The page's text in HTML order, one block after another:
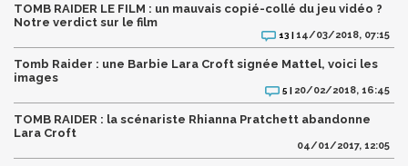
TOMB RAIDER LE FILM : un mauvais copié-collé du jeu vidéo ?
Notre verdict sur le film
13 |14/03/2018, 07:15
Tomb Raider : une Barbie Lara Croft signée Mattel, voici les
images
5 | 20/02/2018, 16:45
TOMB RAIDER : la scénariste Rhianna Pratchett abandonne
Lara Croft
04/01/2017, 12:05